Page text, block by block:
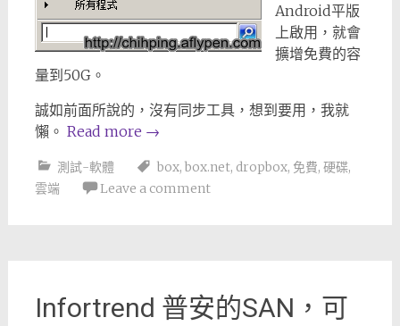
Android平版
上啟用，就會
擴增免費的容
量到50G。
誠如前面所說的，沒有同步工具，想到要用，我就
懶。 Read more →
測試-軟體 box, box.net, dropbox, 免費, 硬碟,
雲端
Leave a comment
Infortrend 普安的SAN，可